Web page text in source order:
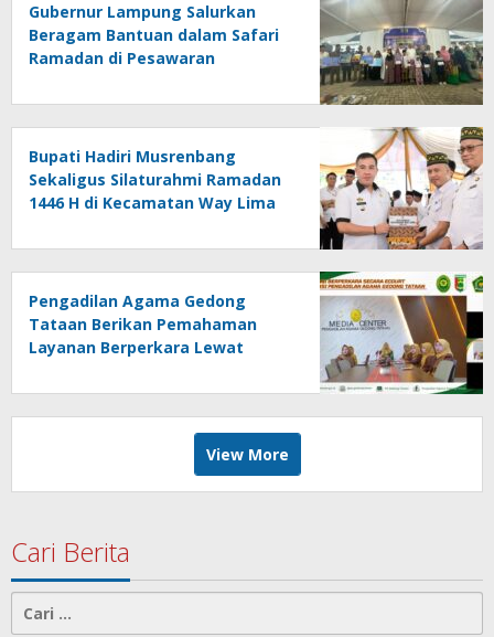
Gubernur Lampung Salurkan
Beragam Bantuan dalam Safari
Ramadan di Pesawaran
Bupati Hadiri Musrenbang
Sekaligus Silaturahmi Ramadan
1446 H di Kecamatan Way Lima
Pengadilan Agama Gedong
Tataan Berikan Pemahaman
Layanan Berperkara Lewat
View More
Cari Berita
Cari